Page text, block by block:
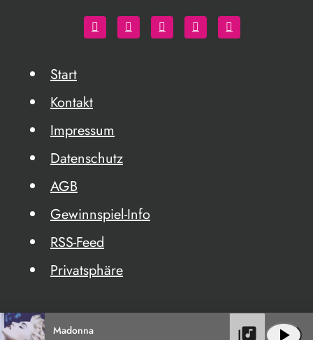
Start
Kontakt
Impressum
Datenschutz
AGB
Gewinnspiel-Info
RSS-Feed
Privatsphäre
Madonna play_arrow
library_music